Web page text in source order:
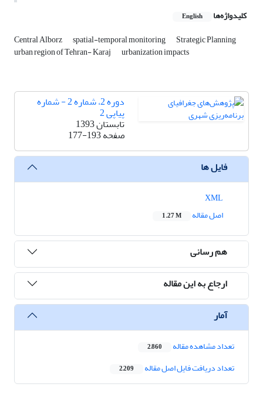
کلیدواژه‌ها English
Central Alborz spatial-temporal monitoring Strategic Planning
urban region of Tehran- Karaj urbanization impacts
دوره 2، شماره 2 - شماره
پیاپی 2
تابستان 1393
صفحه177-193
فایل ها
اصل مقاله
1.27 M
هم رسانی
ارجاع به این مقاله
آمار
تعداد مشاهده مقاله 2,860
تعداد دریافت فایل اصل مقاله 2,209